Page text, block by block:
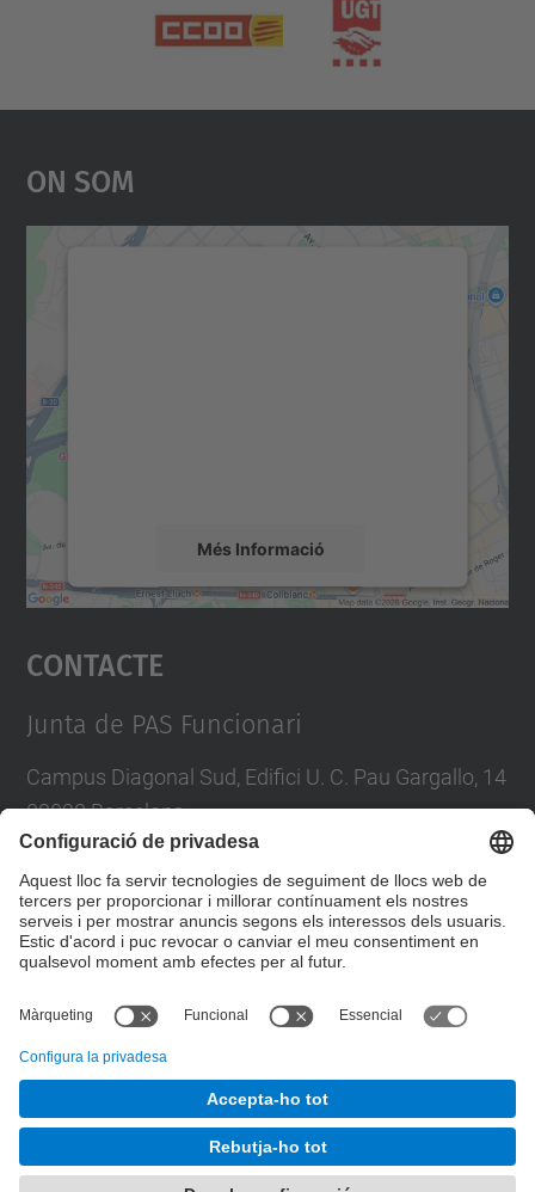
On Som
Més Informació
Accepta
powered by
Contacte
Junta de PAS Funcionari
Campus Diagonal Sud, Edifici U. C. Pau Gargallo, 14
08028 Barcelona
E-mail :junta.pasf@upc.edu
Formulari de contacte
Junta PAS Funcionari
Desenvolupat amb